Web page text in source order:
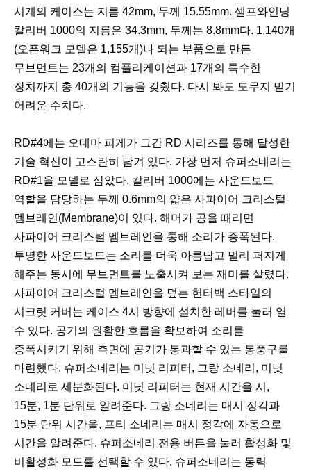
시계의 케이스는 지름 42mm, 두께 15.55mm. 셀프와인딩
칼리버 1000의 지름은 34.3mm, 두께는 8.8mm다. 1,140개
(오픈워크 모델은 1,155개)나 되는 부품으로 만든
무브먼트는 23개의 컴플리케이션과 17개의 특수한
장치까지 총 40개의 기능을 갖췄다. 다시 봐도 도무지 믿기
어려운 수치다.
RD#4에는 오데마 피게가 그간 RD 시리즈를 통해 달성한
기술 혁신이 고스란히 담겨 있다. 가장 먼저 슈퍼소네리는
RD#1을 모델로 삼았다. 칼리버 1000에는 사운드보드
역할을 담당하는 두께 0.6mm의 얇은 사파이어 크리스털
멤브레인(Membrane)이 있다. 해머가 공을 때리면
사파이어 크리스털 멤브레인을 통해 소리가 증폭된다.
투명한 사운드보드는 소리를 더욱 아름답고 멀리 퍼지게
해주는 동시에 무브먼트를 노출시켜 보는 재미를 살렸다.
사파이어 크리스털 멤브레인을 덮는 헌터백 스타일의
시크릿 커버는 케이스 4시 방향에 설치한 레버를 눌러 열
수 있다. 공기의 원활한 흐름을 확보하여 소리를
증폭시키기 위해 측면에 공기가 통과할 수 있는 통풍구를
마련했다. 슈퍼소네리는 미닛 리피터, 그랑 소네리, 미닛
소네리로 세분화된다. 미닛 리피터는 현재 시간을 시,
15분, 1분 단위로 알려준다. 그랑 소네리는 매시 정각과
15분 단위 시간을, 프티 소네리는 매시 정각에 자동으로
시간을 알려준다. 슈퍼소네리 전용 버튼을 눌러 활성화 및
비활성화 모드를 선택할 수 있다. 슈퍼소네리는 동력